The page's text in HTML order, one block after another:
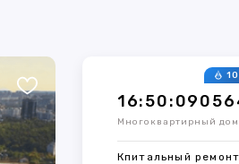
Многоквартирный дом
Кпитальный